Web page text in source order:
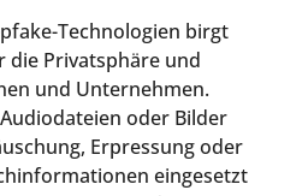
Technologien birgt
die Privatsphäre und
und Unternehmen.
oder Bilder
Erpressung oder
eingesetzt